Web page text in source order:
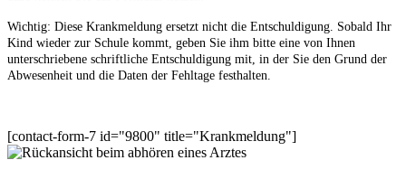
Wichtig: Diese Krankmeldung ersetzt nicht die Entschuldigung. Sobald Ihr
Kind wieder zur Schule kommt, geben Sie ihm bitte eine von Ihnen
unterschriebene schriftliche Entschuldigung mit, in der Sie den Grund der
Abwesenheit und die Daten der Fehltage festhalten.
[contact-form-7 id="9800" title="Krankmeldung"]